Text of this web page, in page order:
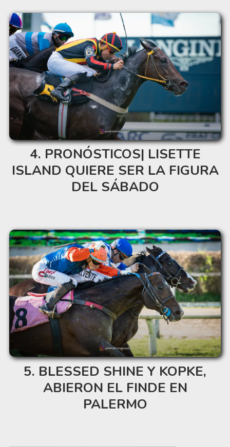
PRONÓSTICOS| LISETTE
ISLAND QUIERE SER LA FIGURA
DEL SÁBADO
BLESSED SHINE Y KOPKE,
ABIERON EL FINDE EN
PALERMO